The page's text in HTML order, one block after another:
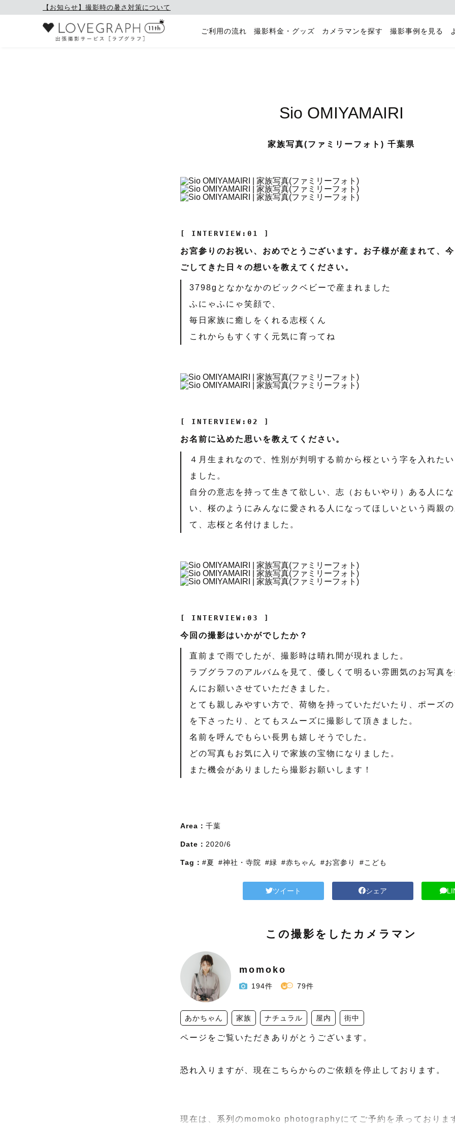
【お知らせ】撮影時の暑さ対策について
ご利用の流れ 撮影料金・グッズ カメラマンを探す 撮影事例を見る
Sio OMIYAMAIRI
家族写真(ファミリーフォト) 千葉県
[ INTERVIEW:01 ]
お宮参りのお祝い、おめでとうございます。お子様が産まれて、
ごしてきた日々の想いを教えてください。
3798gとなかなかのビックベビーで産まれました
ふにゃふにゃ笑顔で、
毎日家族に癒しをくれる志桜くん
これからもすくすく元気に育ってね
[ INTERVIEW:02 ]
お名前に込めた思いを教えてください。
４月生まれなので、性別が判明する前から桜という字を入れた
ました。
自分の意志を持って生きて欲しい、志（おもいやり）ある人に
い、桜のようにみんなに愛される人になってほしいという両親
て、志桜と名付けました。
[ INTERVIEW:03 ]
今回の撮影はいかがでしたか？
直前まで雨でしたが、撮影時は晴れ間が現れました。
ラブグラフのアルバムを見て、優しくて明るい雰囲気のお写真
んにお願いさせていただきました。
とても親しみやすい方で、荷物を持っていただいたり、ポーズ
を下さったり、とてもスムーズに撮影して頂きました。
名前を呼んでもらい長男も嬉しそうでした。
どの写真もお気に入りで家族の宝物になりました。
また機会がありましたら撮影お願いします！
Area： 千葉
Date： 2020/6
Tag： #夏 #神社・寺院 #緑 #赤ちゃん #お宮参り #こども
ツイート シェア
この撮影をしたカメラマン
momoko
194件 79件
あかちゃん 家族 ナチュラル 屋内 街中
ページをご覧いただきありがとうございます。
恐れ入りますが、現在こちらからのご依頼を停止しております。
現在は、系列のmomoko photographyにてご予約を承っておりま